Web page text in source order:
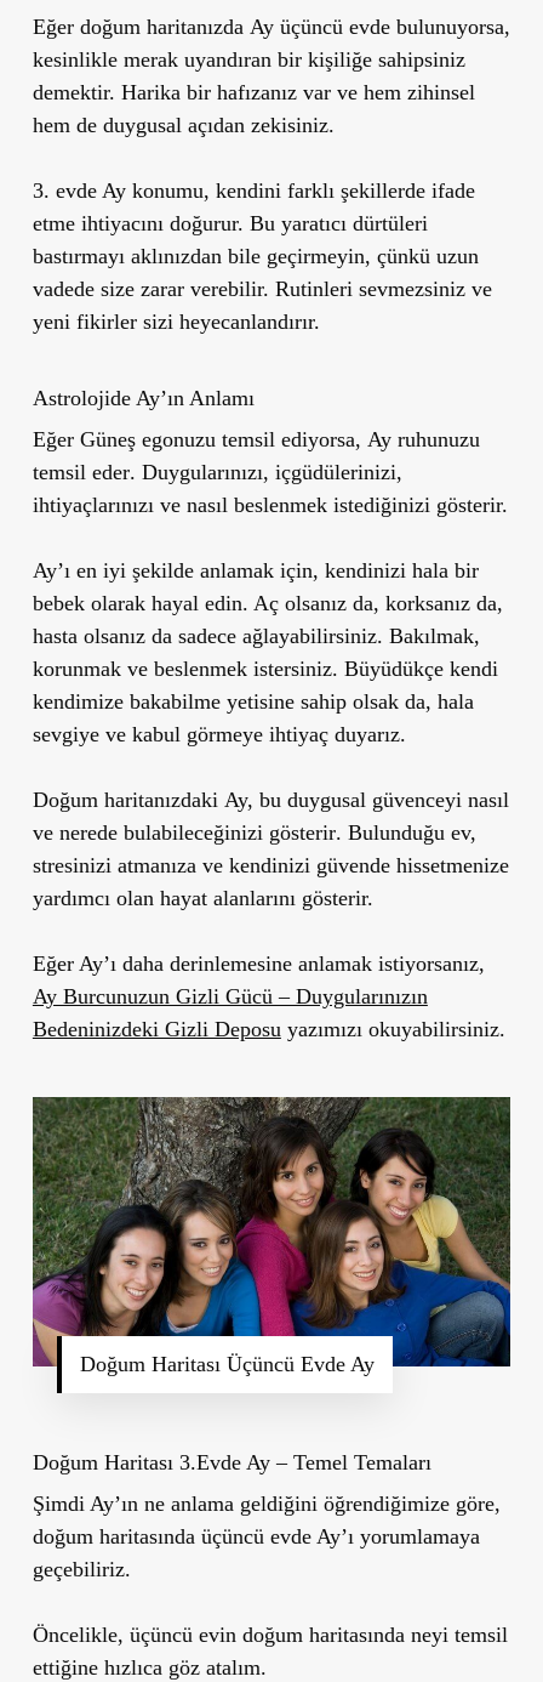
Eğer doğum haritanızda Ay üçüncü evdebulunuyorsa,
kesinlikle merak uyandıran bir kişiliğesahipsiniz
demektir. Harika bir hafızanız varve hem zihinsel
hem de duygusal açıdan zekisiniz.
3. evde Ay konumu, kendini farklı şekillerde ifade
etme ihtiyacınıdoğurur. Bu yaratıcı dürtüleri
bastırmayı aklınızdan bile geçirmeyin, çünkü uzun
vadede size zarar verebilir. Rutinleri sevmezsiniz ve
yeni fikirler sizi heyecanlandırır.
Astrolojide Ay’ın Anlamı
Eğer Güneş egonuzutemsil ediyorsa, Ay ruhunuzu
temsil eder. Duygularınızı, içgüdülerinizi,
ihtiyaçlarınızı ve nasıl beslenmek istediğinizigösterir.
Ay’ı en iyi şekilde anlamak için, kendinizi hala bir
bebek olarak hayal edin. Aç olsanız da, korksanız da,
hasta olsanız da sadece ağlayabilirsiniz. Bakılmak,
korunmak ve beslenmek istersiniz. Büyüdükçe kendi
kendimize bakabilme yetisine sahip olsak da, hala
sevgiye ve kabul görmeye ihtiyaç duyarız.
Doğum haritanızdaki Ay, bu duygusal güvenceyi nasıl
ve nerede bulabileceğinizi gösterir. Bulunduğu ev,
stresinizi atmanıza ve kendinizi güvende hissetmenize
yardımcı olan hayat alanlarını gösterir.
Eğer Ay’ı daha derinlemesine anlamak istiyorsanız,
Ay Burcunuzun Gizli Gücü – Duygularınızın
Bedeninizdeki Gizli Deposuyazımızı okuyabilirsiniz.
Doğum Haritası Üçüncü Evde Ay
Doğum Haritası 3.Evde Ay – Temel Temaları
Şimdi Ay’ın ne anlama geldiğini öğrendiğimize göre,
doğum haritasında üçüncü evde Ay’ı yorumlamaya
geçebiliriz.
Öncelikle, üçüncü evin doğum haritasında neyi temsil
ettiğine hızlıca göz atalım.